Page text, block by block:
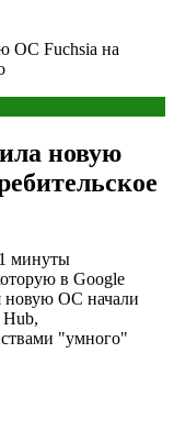
OC Fuchsia на
новую
1 минуты
в Google
новую ОС начали
Hub,
"умного"